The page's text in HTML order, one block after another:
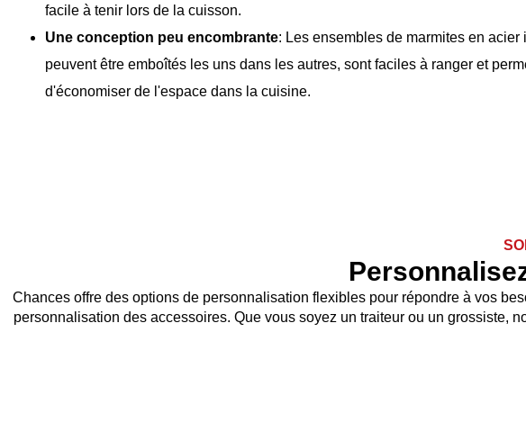
facile à tenir lors de la cuisson.
Une conception peu encombrante: Les ensembles de marmites en acier
peuvent être emboîtés les uns dans les autres, sont faciles à ranger et
d'économiser de l'espace dans la cuisine.
Chances offre des options de personnalisation flexibles pour répondre à vos
personnalisation des accessoires. Que vous soyez un traiteur ou un grossiste,